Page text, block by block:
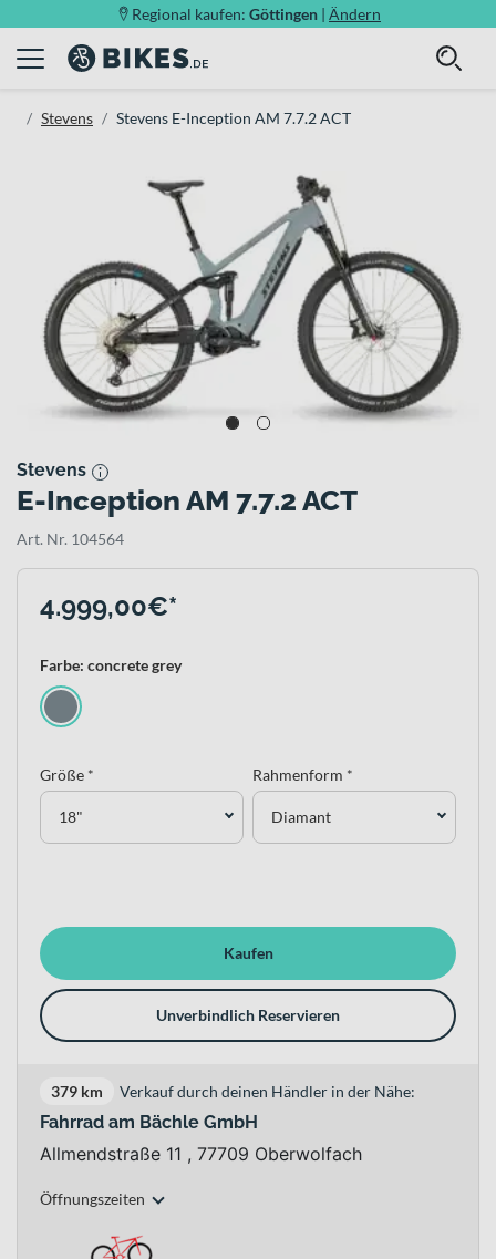
Regional kaufen: Göttingen | Ändern
Stevens Stevens E-Inception AM 7.7.2 ACT
Stevens
E-Inception AM 7.7.2 ACT
Art. Nr. 104564
4.999,00€*
Farbe: concrete grey
Größe *
18"
Rahmenform *
Diamant
Kaufen
Unverbindlich Reservieren
379 km Verkauf durch deinen Händler in der Nähe:
Fahrrad am Bächle GmbH
Allmendstraße 11 , 77709 Oberwolfach
Öffnungszeiten